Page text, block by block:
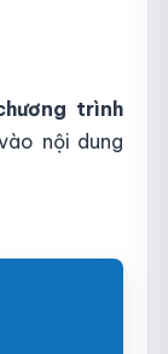
trình
nội dung